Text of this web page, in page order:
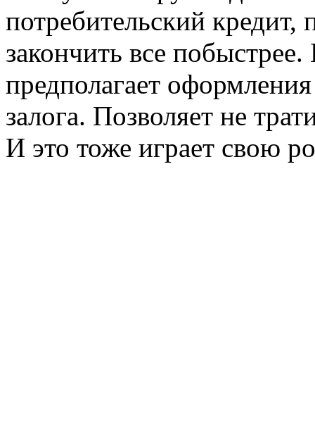
потребительский
закончить все
предполагает
залога. Позволяет не
И это тоже играет свою